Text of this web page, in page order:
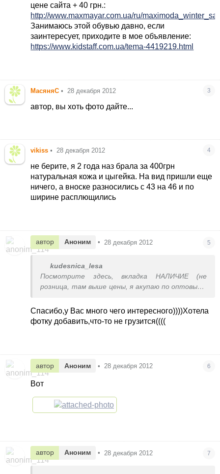
цене сайта + 40 грн.:
http://www.maxmayar.com.ua/ru/
Занимаюсь этой обувью давно, если
заинтересует, приходите в мое объявление:
https://www.kidstaff.com.ua/tema-4419219.html
МасяняС • 28 декабря 2012 3
автор, вы хоть фото дайте...
vikiss • 28 декабря 2012 4
не берите, я 2 года наз брала за 400грн
натуральная кожа и цыгейка. На вид пришли еще
ничего, а вноске разносились с 43 на 46 и по
ширине расплющились
автор Аноним • 28 декабря 2012 5
kudesnica_lesa
Посмотрите здесь, вкладка НАЛИЧИЕ (не
розница, там выше цены, я акупаю по оптовым).
http://www.maxmayar.com.ua/ru/
Занимаюсь этой обувью давно, если
Спасибо,у Вас много чего интересного))))Хотела
фотку добавить,что-то не грузится((((
автор Аноним • 28 декабря 2012 6
Вот
автор Аноним • 28 декабря 2012 7